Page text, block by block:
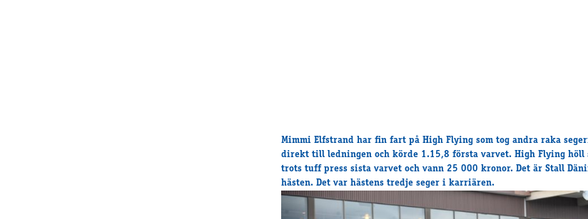
Mimmi Elfstrand har fin fart på High Flying som tog andra raka
direkt till ledningen och körde 1.15,8 första varvet. High Flying höll
trots tuff press sista varvet och vann 25 000 kronor. Det är Stall
hästen. Det var hästens tredje seger i karriären.